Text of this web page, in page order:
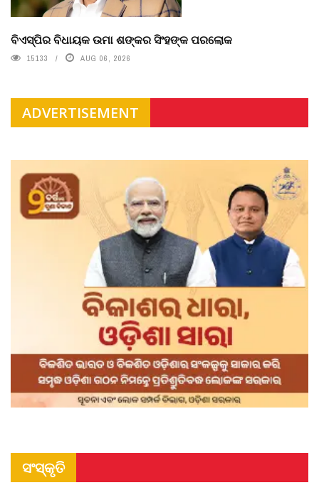
ବିଏସ୍‌ପିର ବିଧାୟକ ଉମା ଶଙ୍କର ସିଂହଙ୍କ ପରଲୋକ
15133 AUG 06, 2026
ADVERTISEMENT
ସଂସ୍କୃତି